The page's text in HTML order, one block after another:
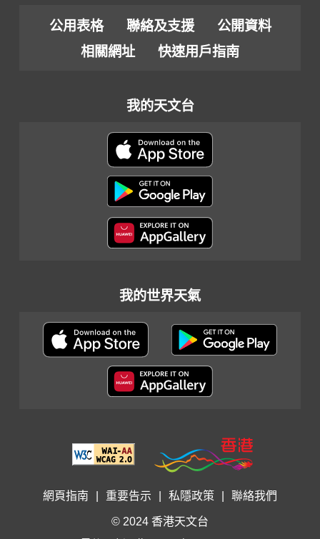
公用表格 聯絡及支援
公開資料
相關網址
快速用戶指南
我的天文台
我的世界天氣
網頁指南 重要告示 私隱政策 聯絡我們
© 2024 香港天文台